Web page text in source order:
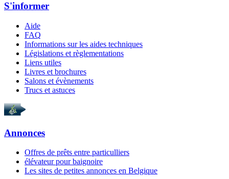
S'informer
Aide
FAQ
Informations sur les aides techniques
Législations et règlementations
Liens utiles
Livres et brochures
Salons et évènements
Trucs et astuces
Annonces
Offres de prêts entre particulliers
élévateur pour baignoire
Les sites de petites annonces en Belgique